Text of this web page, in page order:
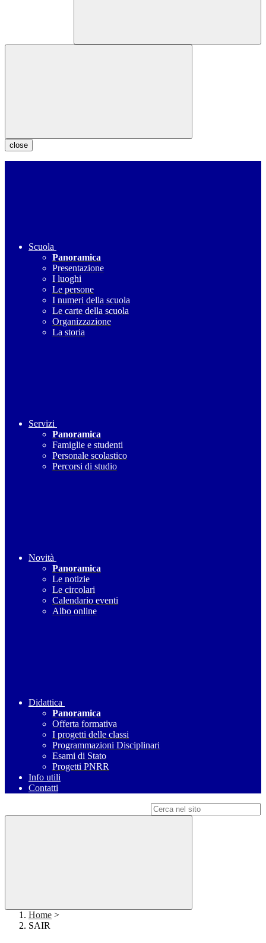
close
Scuola
Panoramica
Presentazione
I luoghi
Le persone
I numeri della scuola
Le carte della scuola
Organizzazione
La storia
Servizi
Panoramica
Famiglie e studenti
Personale scolastico
Percorsi di studio
Novità
Panoramica
Le notizie
Le circolari
Calendario eventi
Albo online
Didattica
Panoramica
Offerta formativa
I progetti delle classi
Programmazioni Disciplinari
Esami di Stato
Progetti PNRR
Info utili
Contatti
Home >
SAIR